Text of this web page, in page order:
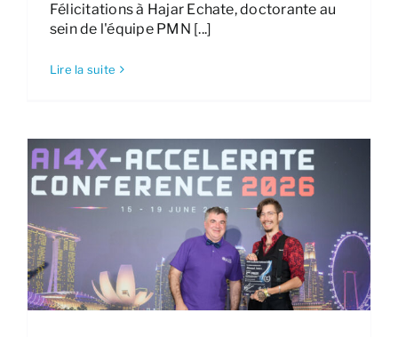
Félicitations à Hajar Echate, doctorante au
sein de l'équipe PMN [...]
Lire la suite